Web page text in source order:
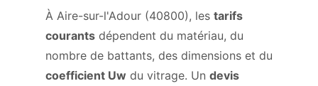
À Aire-sur-l'Adour (40800), les tarifs
courants dépendent du matériau, du
nombre de battants, des dimensions et du
coefficient Uw du vitrage. Un devis